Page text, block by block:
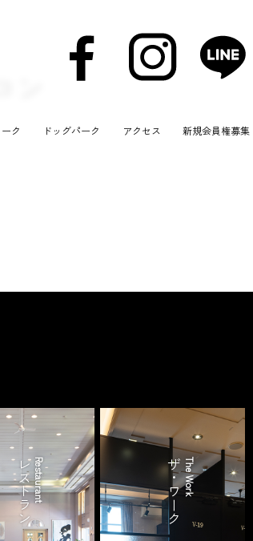
ク ドッグパーク アクセス 新規会員権募集
Restaurant
レストラン The Work
ザ・ワーク